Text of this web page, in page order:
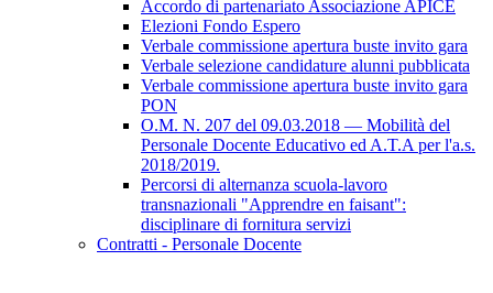
Accordo di partenariato Associazione APICE
Elezioni Fondo Espero
Verbale commissione apertura buste invito gara
Verbale selezione candidature alunni pubblicata
Verbale commissione apertura buste invito gara
PON
O.M. N. 207 del 09.03.2018 — Mobilità del
Personale Docente Educativo ed A.T.A per l'a.s.
2018/2019.
Percorsi di alternanza scuola-lavoro
transnazionali "Apprendre en faisant":
disciplinare di fornitura servizi
Contratti - Personale Docente